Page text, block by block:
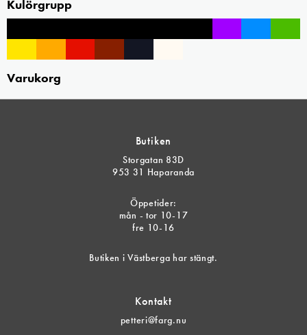
Kulörgrupp
Varukorg
Butiken
Storgatan 83D
953 31 Haparanda
Öppetider:
mån - tor 10-17
fre 10-16
Butiken i Västberga har stängt.
Kontakt
petteri@farg.nu